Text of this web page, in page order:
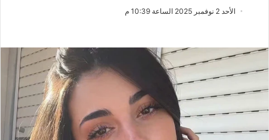
ب
ل
ى
س
ر
ا
إ
ل
الأحد 2 نوفمبر 2025 الساعة 10:39 م